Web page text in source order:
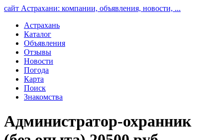
сайт Астрахани: компании, объявления, новости, ...
Астрахань
Каталог
Объявления
Отзывы
Новости
Погода
Карта
Поиск
Знакомства
Администратор-охранник